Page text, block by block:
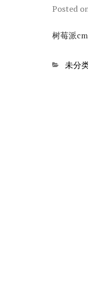
Posted
树莓派
未分